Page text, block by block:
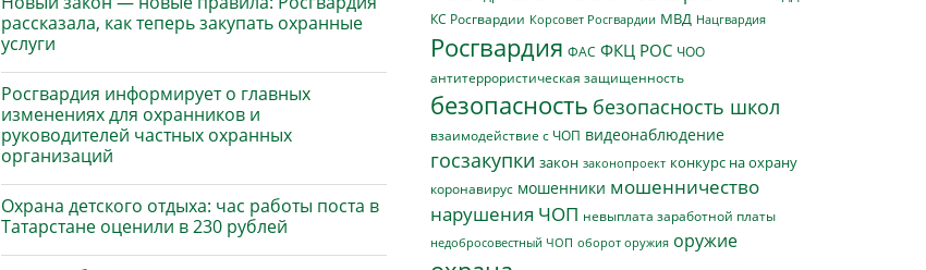
рассказала, как теперь закупать охранные
услуги
Росгвардия информирует о главных
изменениях для охранников и
руководителей частных охранных
организаций
Охрана детского отдыха: час работы поста в
Татарстане оценили в 230 рублей
КС Росгвардии Корсовет Росгвардии МВД Нацгвардия
Росгвардия ФАС ФКЦ РОС ЧОО
антитеррористическая защищенность
безопасность безопасность школ
взаимодействие с ЧОП видеонаблюдение
госзакупки закон законопроект конкурс на охрану
коронавирус мошенники мошенничество
нарушения ЧОП невыплата заработной платы
недобросовестный ЧОП оборот оружия оружие